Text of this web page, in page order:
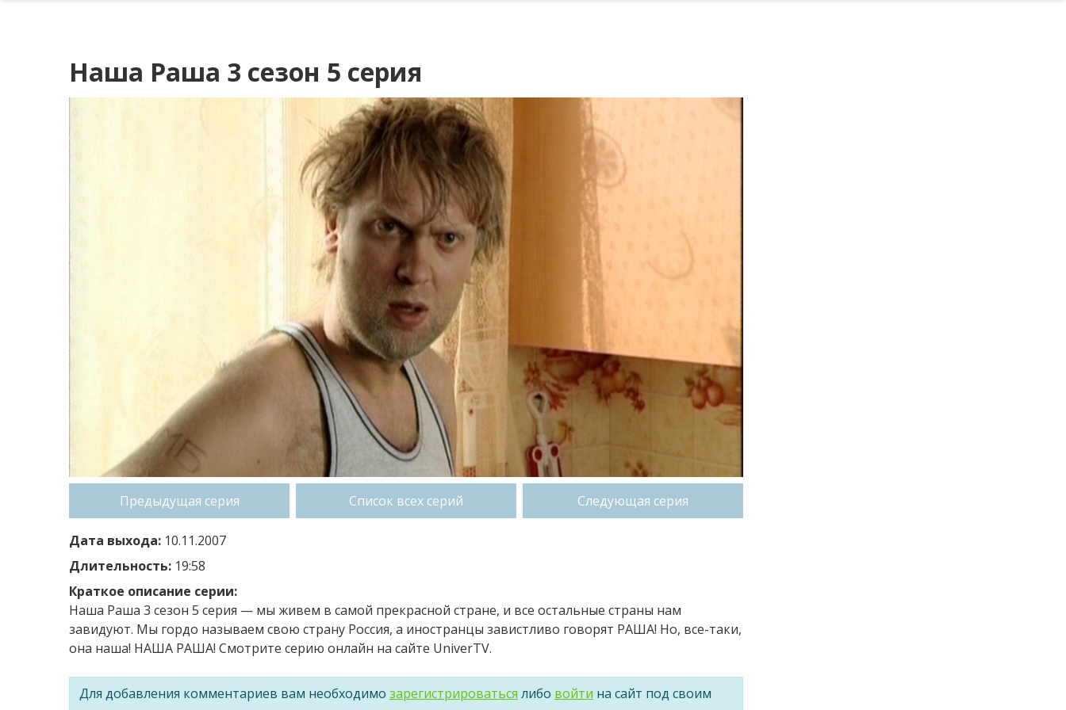
Наша Раша 3 сезон 5 серия
Предыдущая серия Список всех серий Следующая серия
Дата выхода: 10.11.2007
Длительность: 19:58
Краткое описание серии:
Наша Раша 3 сезон 5 серия — мы живем в самой прекрасной стране, и все остальные страны нам
завидуют. Мы гордо называем свою страну Россия, а иностранцы завистливо говорят РАША! Но, все-таки,
она наша! НАША РАША! Смотрите серию онлайн на сайте UniverTV.
Для добавления комментариев вам необходимо зарегистрироваться либо войти на сайт под своим